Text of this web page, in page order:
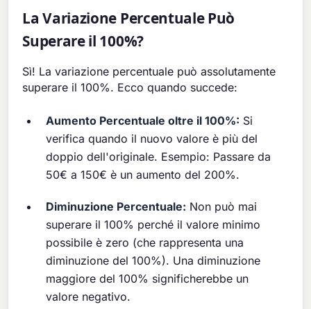
La Variazione Percentuale Può
Superare il 100%?
Sì! La variazione percentuale può assolutamente
superare il 100%. Ecco quando succede:
Aumento Percentuale oltre il 100%: Si
verifica quando il nuovo valore è più del
doppio dell'originale. Esempio: Passare da
50€ a 150€ è un aumento del 200%.
Diminuzione Percentuale: Non può mai
superare il 100% perché il valore minimo
possibile è zero (che rappresenta una
diminuzione del 100%). Una diminuzione
maggiore del 100% significherebbe un
valore negativo.